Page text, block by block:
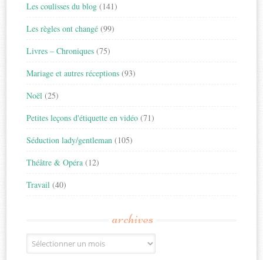
Les coulisses du blog (141)
Les règles ont changé (99)
Livres – Chroniques (75)
Mariage et autres réceptions (93)
Noël (25)
Petites leçons d'étiquette en vidéo (71)
Séduction lady/gentleman (105)
Théâtre & Opéra (12)
Travail (40)
archives
Archives